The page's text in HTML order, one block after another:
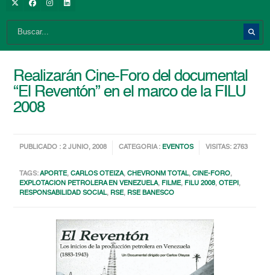
Realizarán Cine-Foro del documental
“El Reventón” en el marco de la FILU
2008
PUBLICADO : 2 JUNIO, 2008 CATEGORIA : EVENTOS VISITAS: 2763
TAGS:APORTE,CARLOS OTEIZA,CHEVRONM TOTAL,CINE-FORO,
EXPLOTACION PETROLERA EN VENEZUELA, FILME, FILU 2008,OTEPI,
RESPONSABILIDAD SOCIAL, RSE, RSE BANESCO